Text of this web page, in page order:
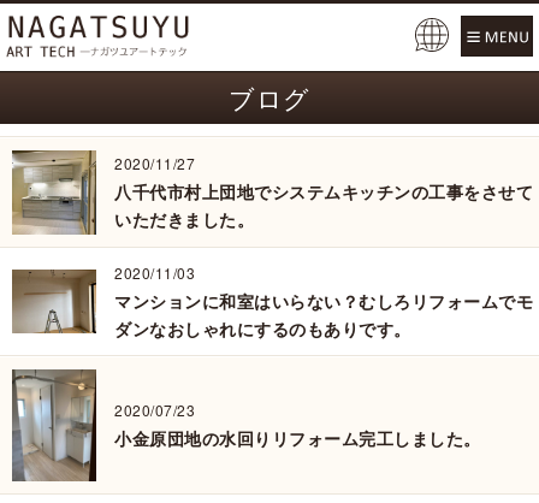
ブログ
2020/11/27
八千代市村上団地でシステムキッチンの工事をさせて
いただきました。
2020/11/03
マンションに和室はいらない？むしろリフォームでモ
ダンなおしゃれにするのもありです。
2020/07/23
小金原団地の水回りリフォーム完工しました。